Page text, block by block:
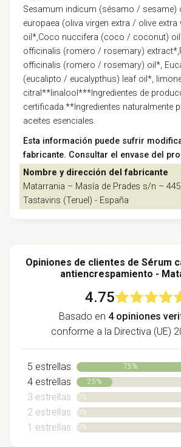
Sesamum indicum (sésamo / sesame)
europaea (oliva virgen extra / olive extra
oil*,Coco nuccifera (coco / coconut)
officinalis (romero / rosemary)
officinalis (romero / rosemary) oil*,
(eucalipto / eucalypthus) leaf oil*,
citral**linalool***Ingredientes de
certificada.**Ingredientes naturalmente
aceites esenciales.
Esta información puede sufrir
fabricante. Consultar el envase del
Nombre y dirección del fabricante
Matarrania – Masía de Prades s/n –
Tastavins (Teruel) - España
Opiniones de clientes de Sérum
antiencrespamiento -
4.75
Basado en 4 opiniones
conforme a la Directiva (UE)
5 estrellas 75%
4 estrellas 25%
3 estrellas 0%
2 estrellas 0%
1 estrellas 0%